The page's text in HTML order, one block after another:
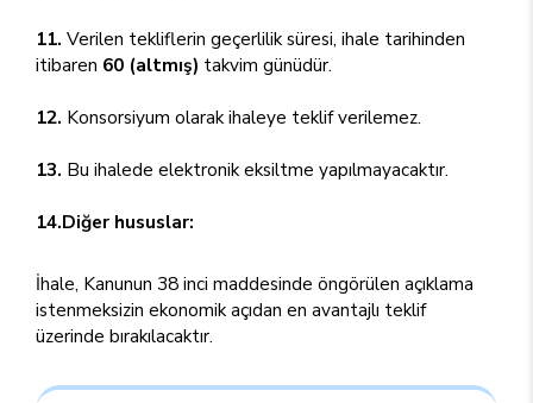
11. Verilen tekliflerin geçerlilik süresi, ihale tarihinden
itibaren 60 (altmış) takvim günüdür.
12. Konsorsiyum olarak ihaleye teklif verilemez.
13. Bu ihalede elektronik eksiltme yapılmayacaktır.
14.Diğer hususlar:
İhale, Kanunun 38 inci maddesinde öngörülen açıklama
istenmeksizin ekonomik açıdan en avantajlı teklif
üzerinde bırakılacaktır.